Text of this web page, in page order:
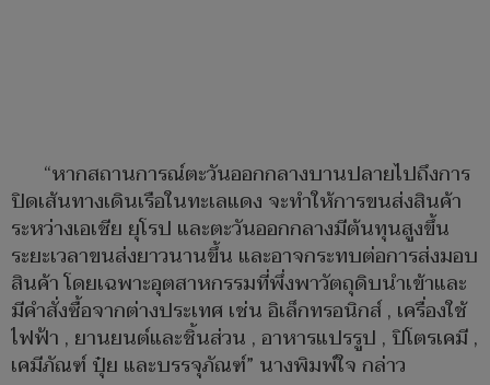
“หากสถานการณ์ตะวันออกกลางบานปลายไปถึงการ
ปิดเส้นทางเดินเรือในทะเลแดง จะทำให้การขนส่งสินค้า
ระหว่างเอเชีย ยุโรป และตะวันออกกลางมีต้นทุนสูงขึ้น
ระยะเวลาขนส่งยาวนานขึ้น และอาจกระทบต่อการส่งมอบ
สินค้า โดยเฉพาะอุตสาหกรรมที่พึ่งพาวัตถุดิบนำเข้าและ
มีคำสั่งซื้อจากต่างประเทศ เช่น อิเล็กทรอนิกส์ , เครื่องใช้
ไฟฟ้า , ยานยนต์และชิ้นส่วน , อาหารแปรรูป , ปิโตรเคมี ,
เคมีภัณฑ์ ปุ๋ย และบรรจุภัณฑ์” นางพิมพ์ใจ กล่าว